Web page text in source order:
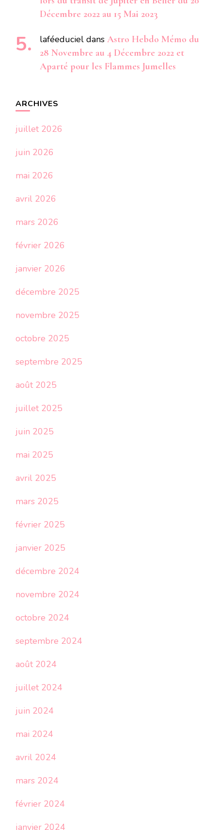
Décembre 2022 au 15 Mai 2023
laféeduciel dans Astro Hebdo Mémo du
28 Novembre au 4 Décembre 2022 et
Aparté pour les Flammes Jumelles
ARCHIVES
juillet 2026
juin 2026
mai 2026
avril 2026
mars 2026
février 2026
janvier 2026
décembre 2025
novembre 2025
octobre 2025
septembre 2025
août 2025
juillet 2025
juin 2025
mai 2025
avril 2025
mars 2025
février 2025
janvier 2025
décembre 2024
novembre 2024
octobre 2024
septembre 2024
août 2024
juillet 2024
juin 2024
mai 2024
avril 2024
mars 2024
février 2024
janvier 2024